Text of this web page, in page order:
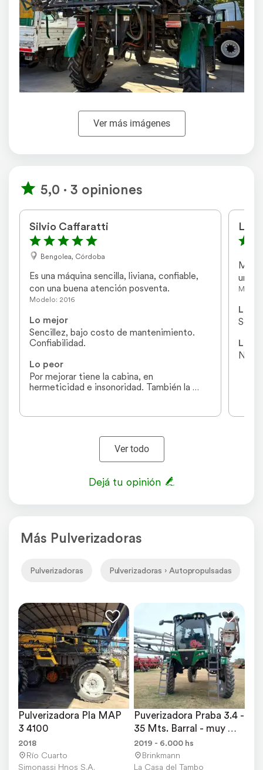
Ver más imágenes
5,0 · 3 opiniones
Silvio Caffaratti
Bengolea, Córdoba
Es una máquina sencilla, liviana, confiable,
con una buena atención posventa.
Modelo: 2016
Lo mejor
Sencillez, bajo costo de mantenimiento.
Confiabilidad.
Lo peor
Por mejorar tiene la cabina, en
hermeticidad e insonoridad. También la
Muy
una
Lo
Lo
No
Ver todo
Dejá tu opinión
Más Pulverizadoras
Pulverizadoras Pulverizadoras › Autopropulsadas
Pulverizadora Pla MAP
3 4100
2018
Río Cuarto
Simonassi Hnos S.A.
Puverizadora Praba 3.4 -
35 Mts. Barral - muy
Buena
2019 - 6.000 hs
Brinkmann
La Casa del Tambo